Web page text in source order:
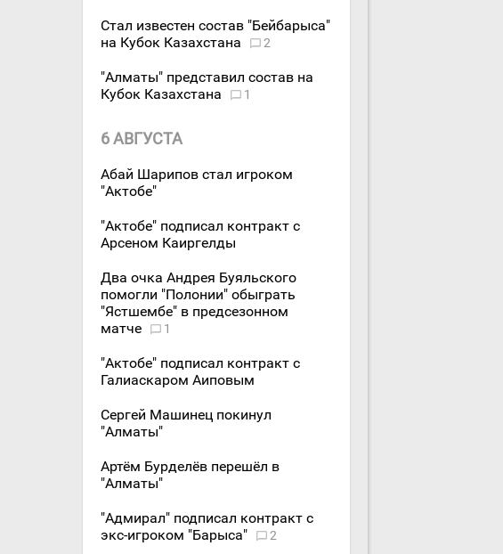
Стал известен состав "Бейбарыса"
на Кубок Казахстана
2
"Алматы" представил состав на
Кубок Казахстана
1
6 АВГУСТА
Абай Шарипов стал игроком
"Актобе"
"Актобе" подписал контракт с
Арсеном Каиргелды
Два очка Андрея Буяльского
помогли "Полонии" обыграть
"Ястшембе" в предсезонном
матче
1
"Актобе" подписал контракт с
Галиаскаром Аиповым
Сергей Машинец покинул
"Алматы"
Артём Бурделёв перешёл в
"Алматы"
"Адмирал" подписал контракт с
экс-игроком "Барыса"
2